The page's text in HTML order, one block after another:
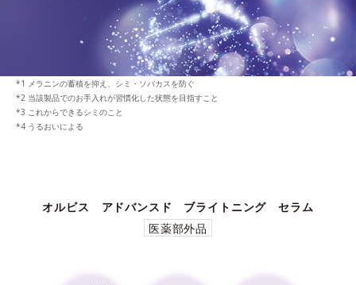
メラニンの蓄積を抑え、シミ・ソバカスを防ぐ
当該製品でのお手入れが習慣化した状態を目指すこと
これからできるシミのこと
うるおいによる
オルビス アドバンスド ブライトニング セラム
医薬部外品